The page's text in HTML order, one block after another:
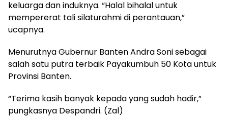
keluarga dan induknya. “Halal bihalal untuk
mempererat tali silaturahmi di perantauan,”
ucapnya.
Menurutnya Gubernur Banten Andra Soni sebagai
salah satu putra terbaik Payakumbuh 50 Kota untuk
Provinsi Banten.
“Terima kasih banyak kepada yang sudah hadir,”
pungkasnya Despandri. (Zal)